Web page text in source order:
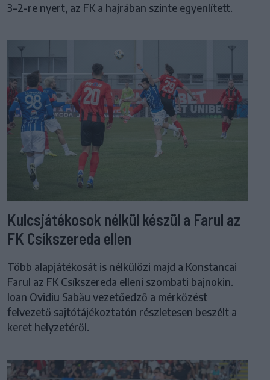
3–2-re nyert, az FK a hajrában szinte egyenlített.
Kulcsjátékosok nélkül készül a Farul az
FK Csíkszereda ellen
Több alapjátékosát is nélkülözi majd a Konstancai
Farul az FK Csíkszereda elleni szombati bajnokin.
Ioan Ovidiu Sabău vezetőedző a mérkőzést
felvezető sajtótájékoztatón részletesen beszélt a
keret helyzetéről.